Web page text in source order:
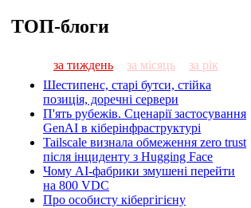
ТОП-блоги
за тиждень за місяць
за рік
Шестипенс, старі бутси, стійка
позиція, доречні сервери
П'ять рубежів. Сценарії застосування
GenAI в кіберінфраструктурі
Tailscale визнала обмеження zero trust
після інциденту з Hugging Face
Чому AI-фабрики змушені перейти
на 800 VDC
Про особисту кібергігієну